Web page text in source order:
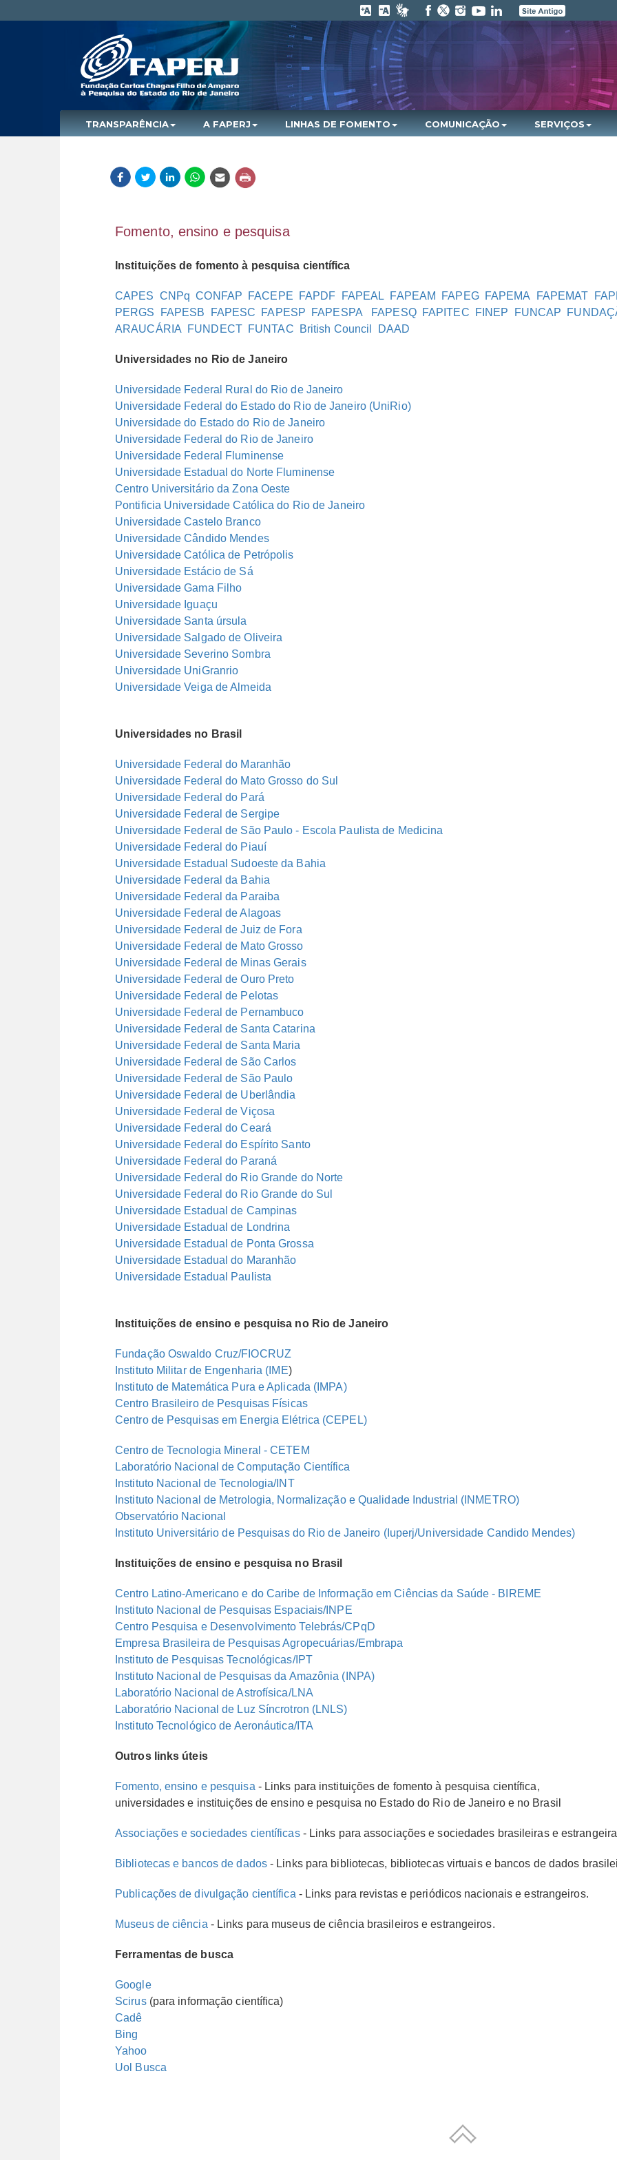
TRANSPARÊNCIA A FAPERJ LINHAS DE FOMENTO COMUNICAÇÃO SERVIÇOS
Fomento, ensino e pesquisa
Instituições de fomento à pesquisa científica
CAPES CNPq CONFAP FACEPE FAPDF FAPEAL FAPEAM FAPEG FAPEMA FAPEMAT
PERGS
FAPESB FAPESC FAPESP FAPESPA FAPESQ FAPITEC FINEP FUNCAP
ARAUCÁRIA
FUNDECT FUNTAC British Council DAAD
Universidades no Rio de Janeiro
Universidade Federal Rural do Rio de Janeiro
Universidade Federal do Estado do Rio de Janeiro (UniRio)
Universidade do Estado do Rio de Janeiro
Universidade Federal do Rio de Janeiro
Universidade Federal Fluminense
Universidade Estadual do Norte Fluminense
Centro Universitário da Zona Oeste
Pontificia Universidade Católica do Rio de Janeiro
Universidade Castelo Branco
Universidade Cândido Mendes
Universidade Católica de Petrópolis
Universidade Estácio de Sá
Universidade Gama Filho
Universidade Iguaçu
Universidade Santa úrsula
Universidade Salgado de Oliveira
Universidade Severino Sombra
Universidade UniGranrio
Universidade Veiga de Almeida
Universidades no Brasil
Universidade Federal do Maranhão
Universidade Federal do Mato Grosso do Sul
Universidade Federal do Pará
Universidade Federal de Sergipe
Universidade Federal de São Paulo - Escola Paulista de Medicina
Universidade Federal do Piauí
Universidade Estadual Sudoeste da Bahia
Universidade Federal da Bahia
Universidade Federal da Paraiba
Universidade Federal de Alagoas
Universidade Federal de Juiz de Fora
Universidade Federal de Mato Grosso
Universidade Federal de Minas Gerais
Universidade Federal de Ouro Preto
Universidade Federal de Pelotas
Universidade Federal de Pernambuco
Universidade Federal de Santa Catarina
Universidade Federal de Santa Maria
Universidade Federal de São Carlos
Universidade Federal de São Paulo
Universidade Federal de Uberlândia
Universidade Federal de Viçosa
Universidade Federal do Ceará
Universidade Federal do Espírito Santo
Universidade Federal do Paraná
Universidade Federal do Rio Grande do Norte
Universidade Federal do Rio Grande do Sul
Universidade Estadual de Campinas
Universidade Estadual de Londrina
Universidade Estadual de Ponta Grossa
Universidade Estadual do Maranhão
Universidade Estadual Paulista
Instituições de ensino e pesquisa no Rio de Janeiro
Fundação Oswaldo Cruz/FIOCRUZ
Instituto Militar de Engenharia (IME)
Instituto de Matemática Pura e Aplicada (IMPA)
Centro Brasileiro de Pesquisas Físicas
Centro de Pesquisas em Energia Elétrica (CEPEL)
Centro de Tecnologia Mineral - CETEM
Laboratório Nacional de Computação Científica
Instituto Nacional de Tecnologia/INT
Instituto Nacional de Metrologia, Normalização e Qualidade Industrial (INMETRO)
Observatório Nacional
Instituto Universitário de Pesquisas do Rio de Janeiro (Iuperj/Universidade Candido Mendes)
Instituições de ensino e pesquisa no Brasil
Centro Latino-Americano e do Caribe de Informação em Ciências da Saúde - BIREME
Instituto Nacional de Pesquisas Espaciais/INPE
Centro Pesquisa e Desenvolvimento Telebrás/CPqD
Empresa Brasileira de Pesquisas Agropecuárias/Embrapa
Instituto de Pesquisas Tecnológicas/IPT
Instituto Nacional de Pesquisas da Amazônia (INPA)
Laboratório Nacional de Astrofísica/LNA
Laboratório Nacional de Luz Síncrotron (LNLS)
Instituto Tecnológico de Aeronáutica/ITA
Outros links úteis
Fomento, ensino e pesquisa - Links para instituições de fomento à pesquisa científica,
universidades e instituições de ensino e pesquisa no Estado do Rio de Janeiro e no Brasil
Associações e sociedades científicas- Links para associações e sociedades brasileiras e
Bibliotecas e bancos de dados- Links para bibliotecas, bibliotecas virtuais e bancos de dados
Publicações de divulgação científica - Links para revistas e periódicos nacionais e estrangeiros.
Museus de ciência - Links para museus de ciência brasileiros e estrangeiros.
Ferramentas de busca
Google
Scirus (para informação científica)
Cadê
Bing
Yahoo
Uol Busca